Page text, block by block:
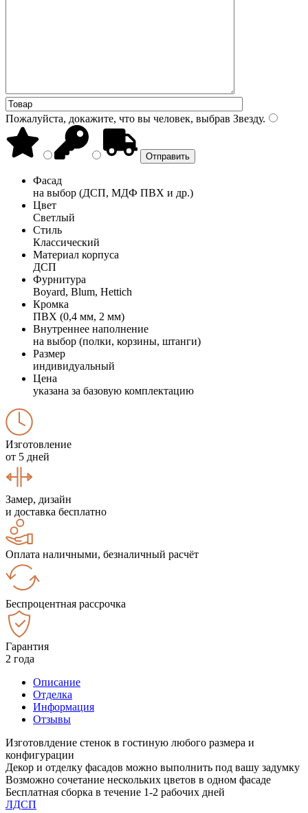
Пожалуйста, докажите, что вы человек, выбрав Звезду.
Фасад
на выбор (ДСП, МДФ ПВХ и др.)
Цвет
Светлый
Стиль
Классический
Материал корпуса
ДСП
Фурнитура
Boyard, Blum, Hettich
Кромка
ПВХ (0,4 мм, 2 мм)
Внутреннее наполнение
на выбор (полки, корзины, штанги)
Размер
индивидуальный
Цена
указана за базовую комплектацию
Изготовление
от 5 дней
Замер, дизайн
и доставка бесплатно
Оплата наличными, безналичный расчёт
Беспроцентная рассрочка
Гарантия
2 года
Описание
Отделка
Информация
Отзывы
Изготовлдение стенок в гостиную любого размера и
конфигурации
Декор и отделку фасадов можно выполнить под вашу задумку
Возможно сочетание нескольких цветов в одном фасаде
Бесплатная сборка в течение 1-2 рабочих дней
ЛДСП